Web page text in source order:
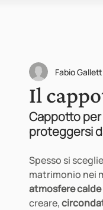
Il
Fabio
Cappotto
proteggersi
Spesso si
matrimonio nei
atmosfere
creare,